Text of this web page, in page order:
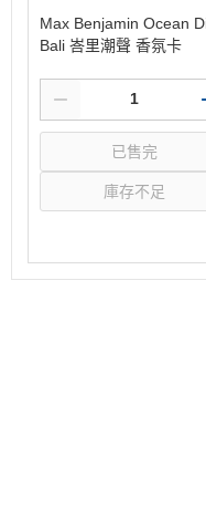
Max Benjamin Ocean
Bali 峇里潮聲 香氛卡
已售完
庫存不足